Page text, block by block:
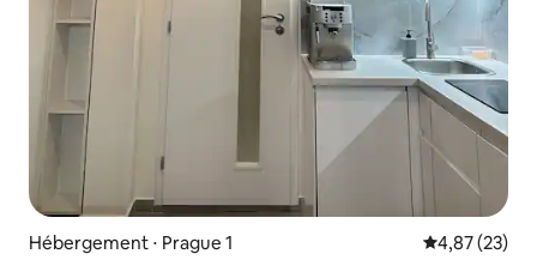
Hébergement ⋅ Prague 1 Évaluation
4,87 (23)